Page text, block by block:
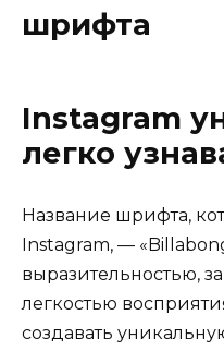
шрифта
Instagram
легко
Название шрифта,
Instagram, —
выразительностью,
легкостью
создавать